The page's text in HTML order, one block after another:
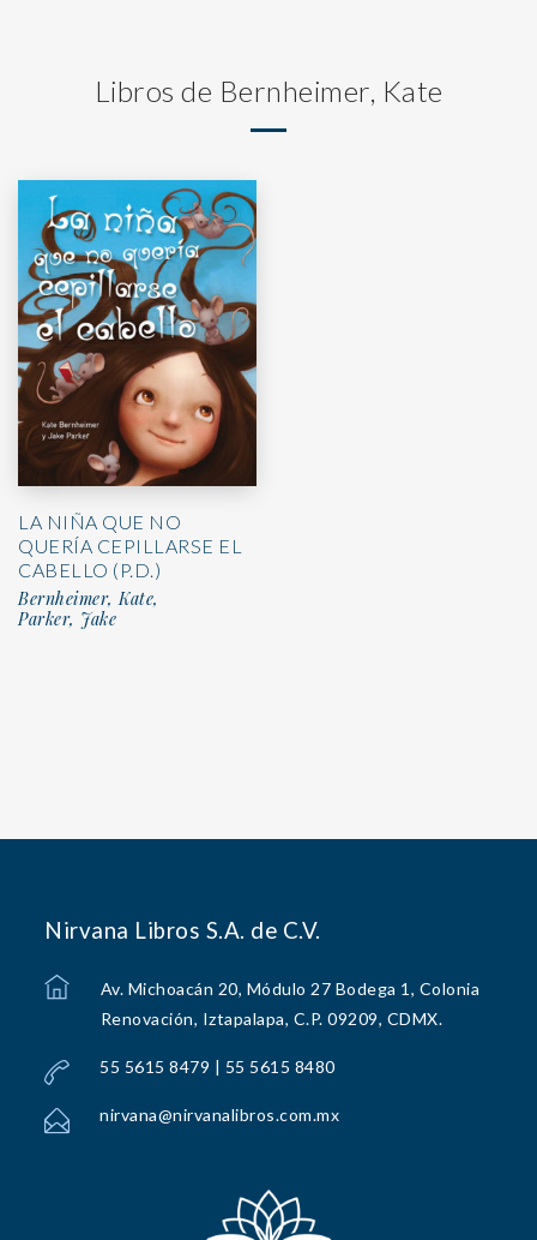
Libros de Bernheimer, Kate
LA NIÑA QUE NO
QUERÍA CEPILLARSE EL
CABELLO (P.D.)
Bernheimer, Kate,
Parker, Jake
Nirvana Libros S.A. de C.V.
Av. Michoacán 20, Módulo 27 Bodega 1, Colonia
Renovación, Iztapalapa, C.P. 09209, CDMX.
55 5615 8479 | 55 5615 8480
nirvana@nirvanalibros.com.mx